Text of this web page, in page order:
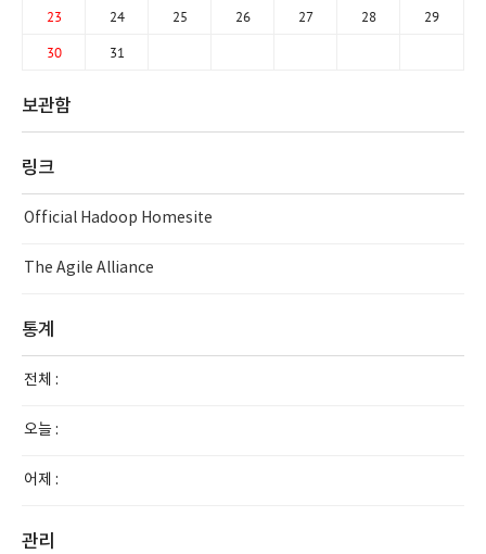
23 24 25 26 27 28 29
30 31
보관함
링크
Official Hadoop Homesite
The Agile Alliance
통계
전체 :
오늘 :
어제 :
관리